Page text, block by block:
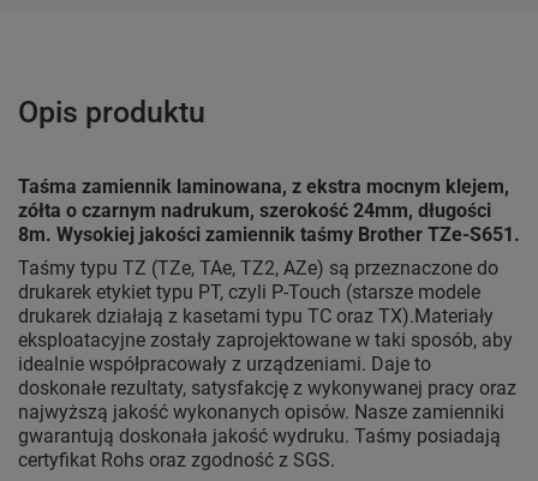
Opis produktu
Taśma zamiennik laminowana, z ekstra mocnym klejem,
zółta o czarnym nadrukum, szerokość 24mm, długości
8m. Wysokiej jakości zamiennik taśmy Brother TZe-S651.
Taśmy typu TZ (TZe, TAe, TZ2, AZe) są przeznaczone do
drukarek etykiet typu PT, czyli P-Touch (starsze modele
drukarek działają z kasetami typu TC oraz TX).Materiały
eksploatacyjne zostały zaprojektowane w taki sposób, aby
idealnie współpracowały z urządzeniami. Daje to
doskonałe rezultaty, satysfakcję z wykonywanej pracy oraz
najwyższą jakość wykonanych opisów. Nasze zamienniki
gwarantują doskonała jakość wydruku. Taśmy posiadają
certyfikat Rohs oraz zgodność z SGS.